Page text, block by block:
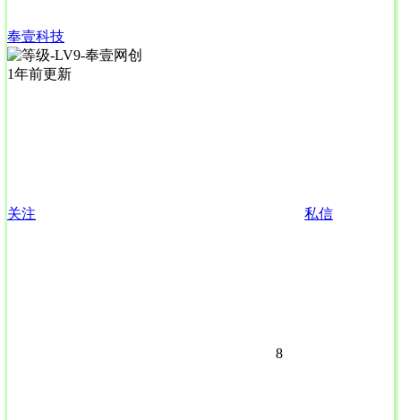
奉壹科技
1年前更新
关注 私信
8